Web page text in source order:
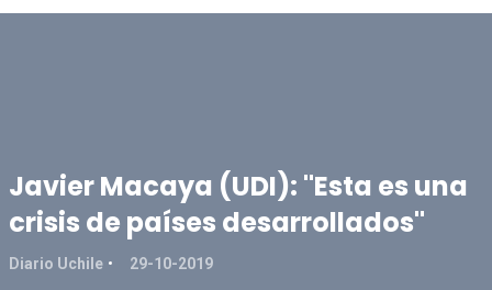
Javier Macaya (UDI): "Esta es una
crisis de países desarrollados"
Diario Uchile 29-10-2019